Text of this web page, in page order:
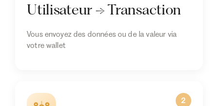
Utilisateur → Transaction
Vous envoyez des données ou de la valeur via
votre wallet
2